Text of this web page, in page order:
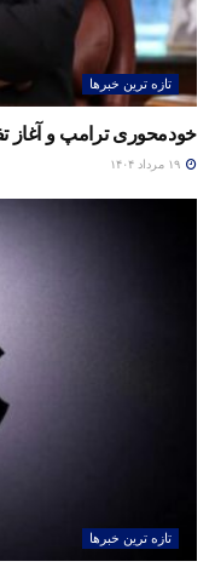
تازه ترین خبرها
خودمحوری ترامپ و آغاز
تازه ترین خبرها